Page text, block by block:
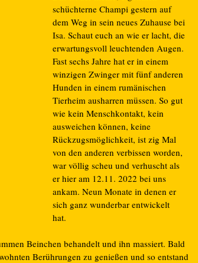
schüchterne Champi gestern auf
dem Weg in sein neues Zuhause bei
Isa. Schaut euch an wie er lacht, die
erwartungsvoll leuchtenden Augen.
Fast sechs Jahre hat er in einem
winzigen Zwinger mit fünf anderen
Hunden in einem rumänischen
Tierheim ausharren müssen. So gut
wie kein Menschkontakt, kein
ausweichen können, keine
Rückzugsmöglichkeit, ist zig Mal
von den anderen verbissen worden,
war völlig scheu und verhuscht als
er hier am 12.11. 2022 bei uns
ankam. Neun Monate in denen er
sich ganz wunderbar entwickelt
hat.
Beinchen behandelt und ihn massiert. Bald
Berührungen zu genießen und so entstand